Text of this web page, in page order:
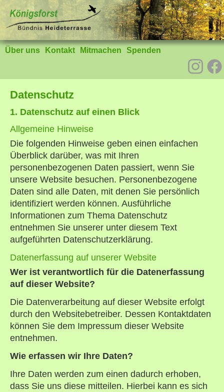
Über uns Kontakt Mitmachen Spenden
Datenschutz
1. Datenschutz auf einen Blick
Allgemeine Hinweise
Die folgenden Hinweise geben einen einfachen
Überblick darüber, was mit Ihren
personenbezogenen Daten passiert, wenn Sie
unsere Website besuchen. Personenbezogene
Daten sind alle Daten, mit denen Sie persönlich
identifiziert werden können. Ausführliche
Informationen zum Thema Datenschutz
entnehmen Sie unserer unter diesem Text
aufgeführten Datenschutzerklärung.
Datenerfassung auf unserer Website
Wer ist verantwortlich für die Datenerfassung
auf dieser Website?
Die Datenverarbeitung auf dieser Website erfolgt
durch den Websitebetreiber. Dessen Kontaktdaten
können Sie dem Impressum dieser Website
entnehmen.
Wie erfassen wir Ihre Daten?
Ihre Daten werden zum einen dadurch erhoben,
dass Sie uns diese mitteilen. Hierbei kann es sich